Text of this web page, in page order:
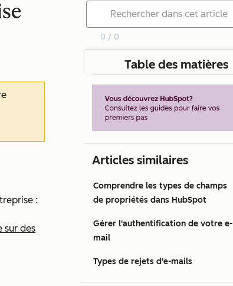
:
sur des
0 / 0
Table des matières
Articles similaires
Comprendre les types de champs
de propriétés dans HubSpot
Gérer l'authentification de votre e-
mail
Types de rejets d'e-mails